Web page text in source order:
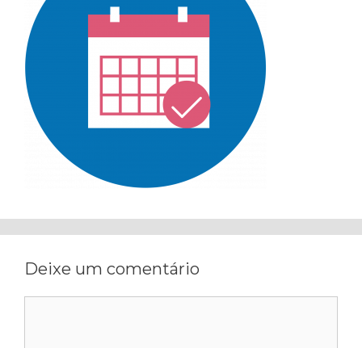
Deixe um comentário